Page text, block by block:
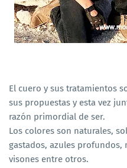
El cuero y sus tratamientos
sus propuestas y esta vez
razón primordial de ser.
Los colores son naturales,
gastados, azules profundos,
visones entre otros.